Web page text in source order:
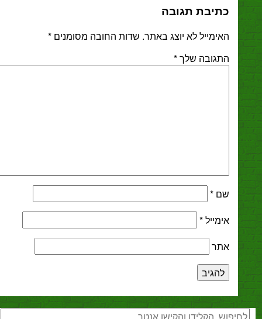
תגובה
לא יוצג באתר.שדות החובה מסומנים*
שלך*
*
*